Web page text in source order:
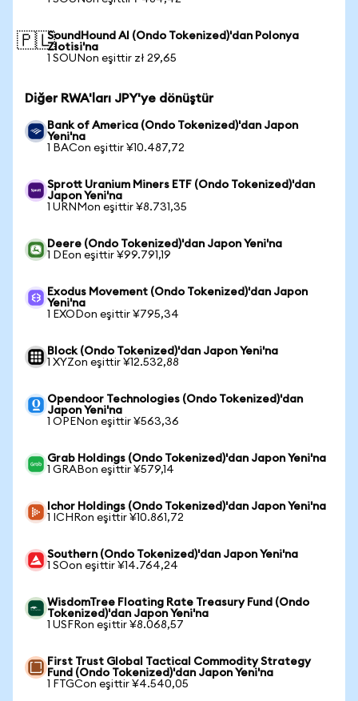
🇵🇱SoundHound AI (Ondo Tokenized)'dan Polonya
Zlotisi'na
1 SOUNon eşittir zł 29,65
Diğer RWA'ları JPY'ye dönüştür
Bank of America (Ondo Tokenized)'dan Japon
Yeni'na
1 BACon eşittir ¥10.487,72
Sprott Uranium Miners ETF (Ondo Tokenized)'dan
Japon Yeni'na
1 URNMon eşittir ¥8.731,35
Deere (Ondo Tokenized)'dan Japon Yeni'na
1 DEon eşittir ¥99.791,19
Exodus Movement (Ondo Tokenized)'dan Japon
Yeni'na
1 EXODon eşittir ¥795,34
Block (Ondo Tokenized)'dan Japon Yeni'na
1 XYZon eşittir ¥12.532,88
Opendoor Technologies (Ondo Tokenized)'dan
Japon Yeni'na
1 OPENon eşittir ¥563,36
Grab Holdings (Ondo Tokenized)'dan Japon Yeni'na
1 GRABon eşittir ¥579,14
Ichor Holdings (Ondo Tokenized)'dan Japon Yeni'na
1 ICHRon eşittir ¥10.861,72
Southern (Ondo Tokenized)'dan Japon Yeni'na
1 SOon eşittir ¥14.764,24
WisdomTree Floating Rate Treasury Fund (Ondo
Tokenized)'dan Japon Yeni'na
1 USFRon eşittir ¥8.068,57
First Trust Global Tactical Commodity Strategy
Fund (Ondo Tokenized)'dan Japon Yeni'na
1 FTGCon eşittir ¥4.540,05